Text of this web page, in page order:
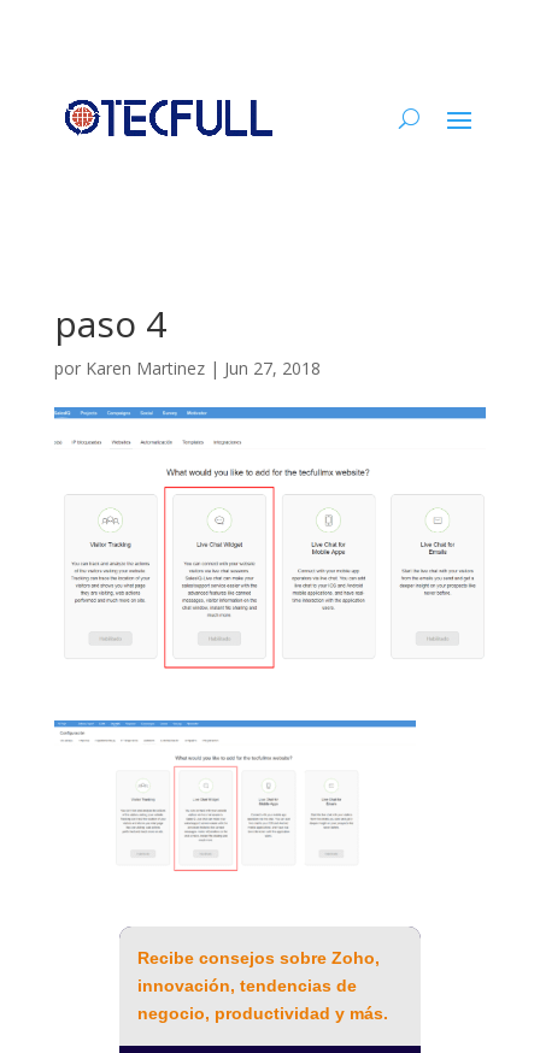
paso 4
por Karen Martinez| Jun 27, 2018
Recibe consejos sobre Zoho,
innovación, tendencias de
negocio, productividad y más.